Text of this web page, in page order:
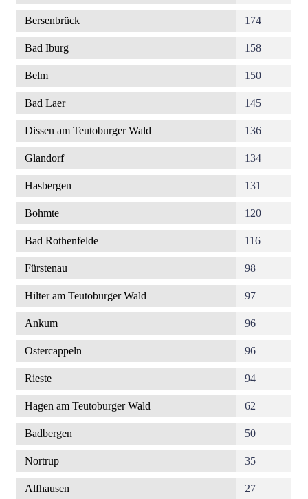
Bersenbrück 174
Bad Iburg 158
Belm 150
Bad Laer 145
Dissen am Teutoburger Wald 136
Glandorf 134
Hasbergen 131
Bohmte 120
Bad Rothenfelde 116
Fürstenau 98
Hilter am Teutoburger Wald 97
Ankum 96
Ostercappeln 96
Rieste 94
Hagen am Teutoburger Wald 62
Badbergen 50
Nortrup 35
Alfhausen 27